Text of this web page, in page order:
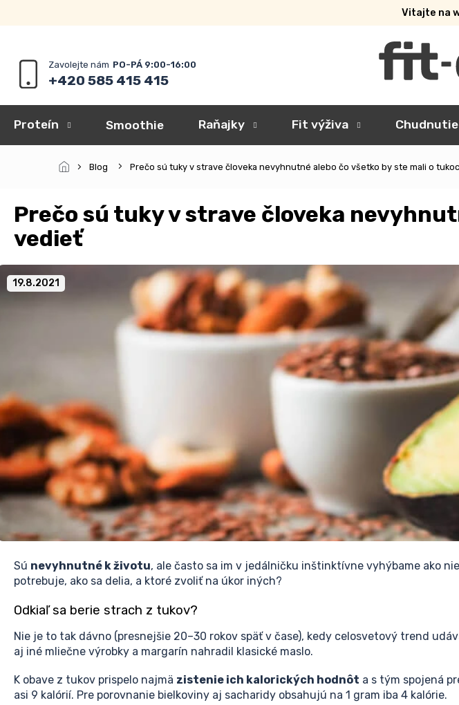
Vitajte na
+420 585 415 415
Proteín Smoothie Raňajky Fit výživa
Blog Prečo sú tuky v strave človeka nevyhnutné alebo čo všetko by ste mali o
Prečo sú tuky v strave človeka
vedieť
19.8.2021
Sú nevyhnutné k životu, ale často sa im v jedálničku inštinktívne vyhýbame ako
potrebuje, ako sa delia, a ktoré zvoliť na úkor iných?
Odkiaľ sa berie strach z tukov?
Nie je to tak dávno (presnejšie 20–30 rokov späť v čase), kedy celosvetový trend
aj iné mliečne výrobky a margarín nahradil klasické maslo.
K obave z tukov prispelo najmä zistenie ich kalorických hodnôt a s tým spojená
asi 9 kalórií. Pre porovnanie bielkoviny aj sacharidy obsahujú na 1 gram iba 4 kalórie.